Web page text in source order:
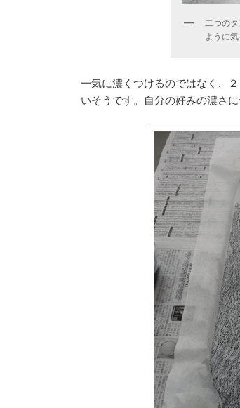
二つの
ように
一気に濃くつけるのではなく、
いそうです。自分の好みの濃さ